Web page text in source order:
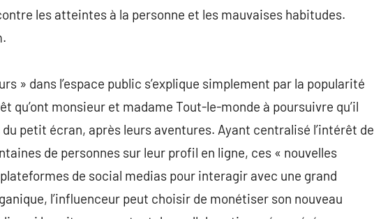
les atteintes à la personne et les mauvaises habitudes.
» dans l’espace public s’explique simplement par la popularité
qu’ont monsieur et madame Tout-le-monde à poursuivre qu’il
petit écran, après leurs aventures. Ayant centralisé l’intérêt de
de personnes sur leur profil en ligne, ces « nouvelles
de social medias pour interagir avec une grand
l’influenceur peut choisir de monétiser son nouveau